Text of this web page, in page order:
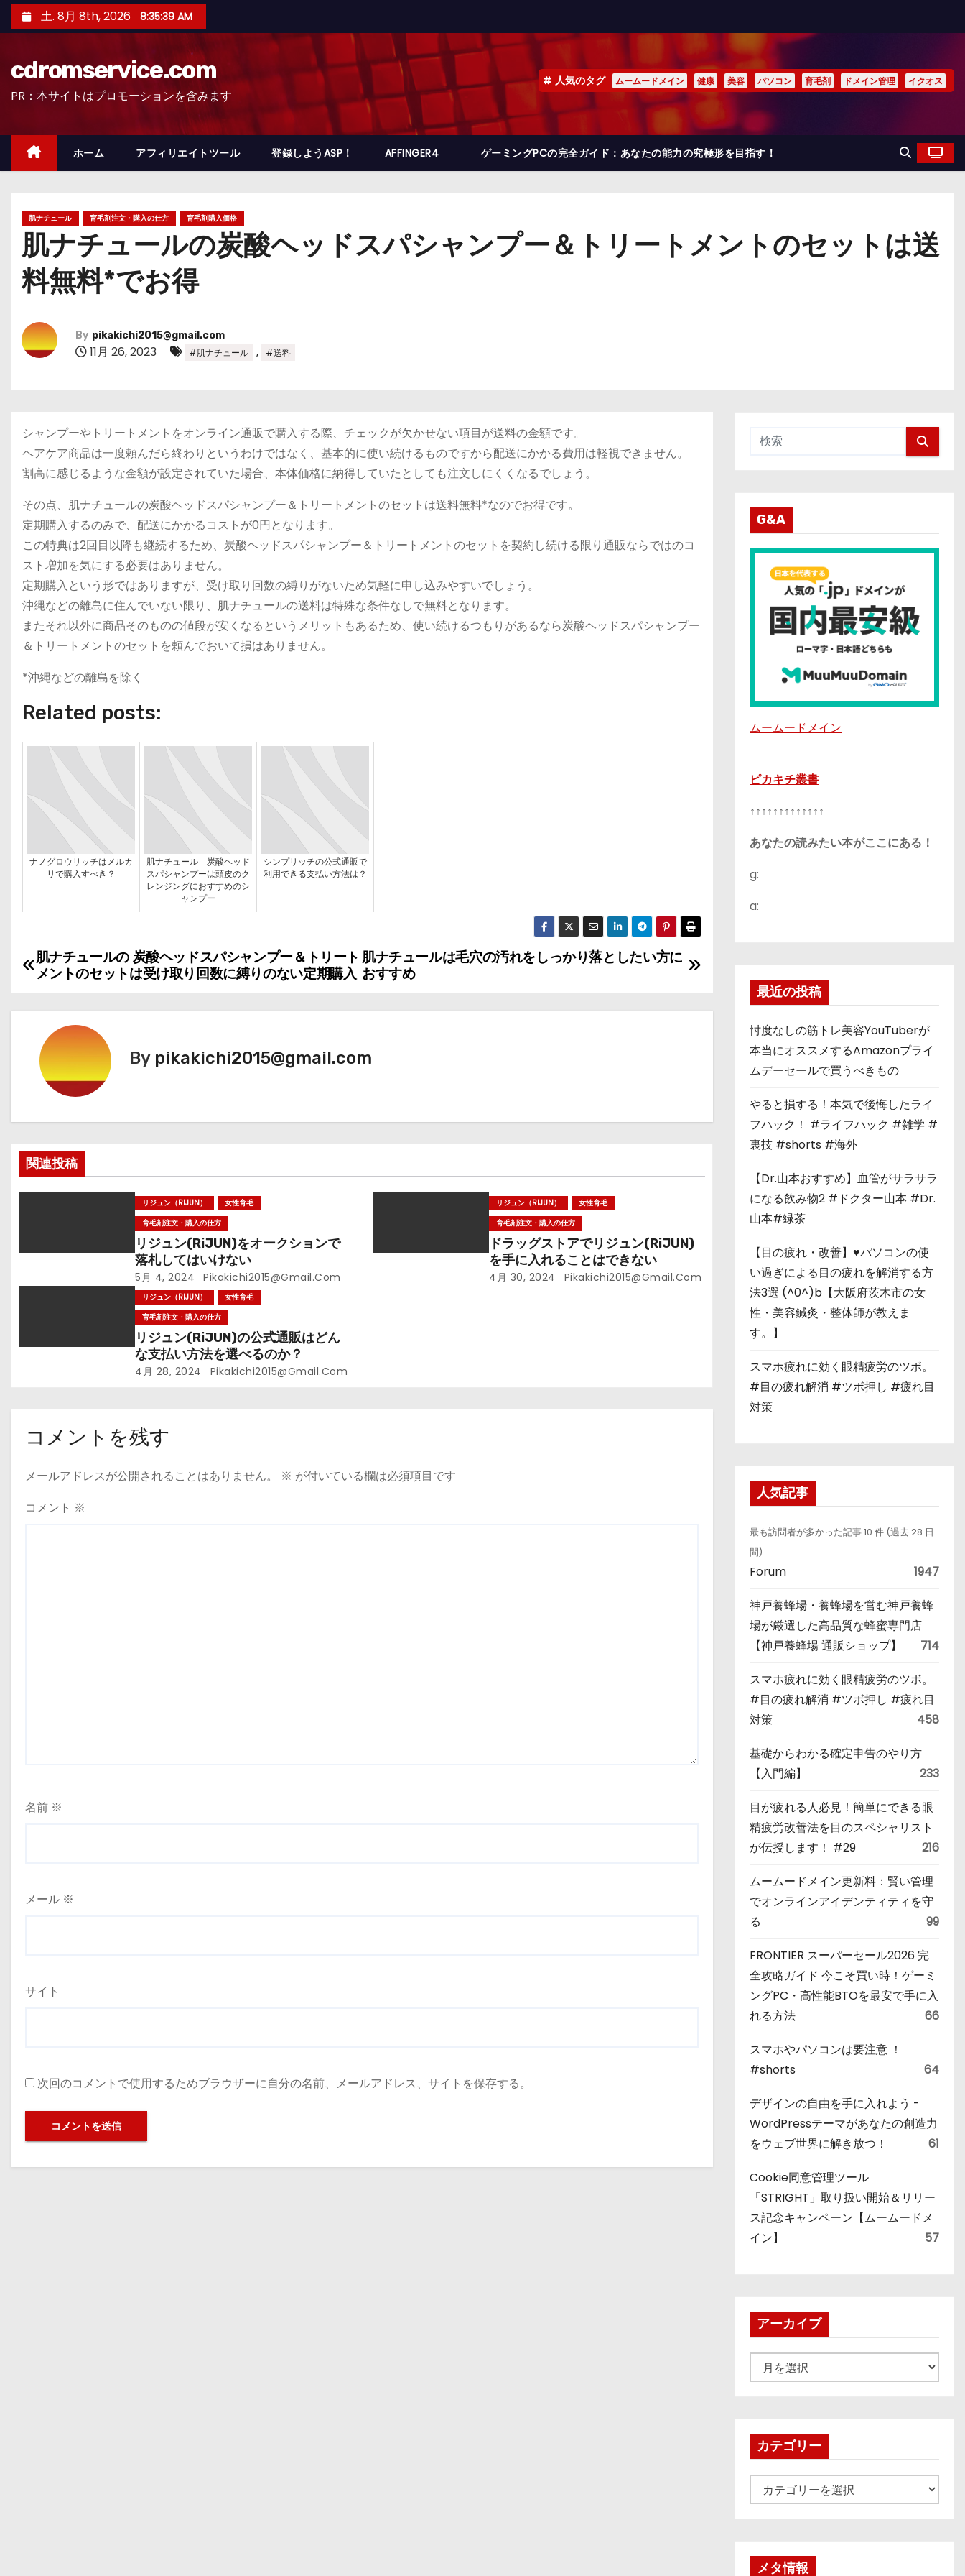
ン
ッ
土. 8月 8th, 2026 8:35:40 AM
cdromservice.com
PR：本サイトはプロモーションを含みます
人気のタグ ムームードメイン 健康 美容 パソコン 育毛剤 ドメイン管理 イクオス
ホーム アフィリエイトツール 登録しようASP！ AFFINGER4 ゲーミングPCの完全ガイド：あなたの能力の究極形を目指す！
肌ナチュール 育毛剤注文・購入の仕方 育毛剤購入価格
肌ナチュールの炭酸ヘッドスパシャンプー＆トリートメントのセットは送
料無料*でお得
By pikakichi2015@gmail.com
11月 26, 2023 #肌ナチュール , #送料
シャンプーやトリートメントをオンライン通販で購入する際、チェックが欠かせない項目が送料の金額です。
ヘアケア商品は一度頼んだら終わりというわけではなく、基本的に使い続けるものですから配送にかかる費用は軽視できません。
割高に感じるような金額が設定されていた場合、本体価格に納得していたとしても注文しにくくなるでしょう。
その点、肌ナチュールの炭酸ヘッドスパシャンプー＆トリートメントのセットは送料無料*なのでお得です。
定期購入するのみで、配送にかかるコストが0円となります。
この特典は2回目以降も継続するため、炭酸ヘッドスパシャンプー＆トリートメントのセットを契約し続ける限り通販ならではのコ
スト増加を気にする必要はありません。
定期購入という形ではありますが、受け取り回数の縛りがないため気軽に申し込みやすいでしょう。
沖縄などの離島に住んでいない限り、肌ナチュールの送料は特殊な条件なしで無料となります。
またそれ以外に商品そのものの値段が安くなるというメリットもあるため、使い続けるつもりがあるなら炭酸ヘッドスパシャンプー
＆トリートメントのセットを頼んでおいて損はありません。
*沖縄などの離島を除く
Related posts:
ナノグロウリッチはメルカ
リで購入すべき？
肌ナチュール 炭酸ヘッド
スパシャンプーは頭皮のク
レンジングにおすすめのシ
ャンプー
シンプリッチの公式通販で
利用できる支払い方法は？
投
ビ
ゲ
シ
ョ
肌ナチュールは毛穴の汚れをしっかり落としたい方に
おすすめ
肌ナチュールの 炭酸ヘッドスパシャンプー＆トリート
メントのセットは受け取り回数に縛りのない定期購入
By pikakichi2015@gmail.com
関連投稿
リジュン（RIJUN）
女性育毛
育毛剤注文・購入の仕方
リジュン(RiJUN)をオークションで
落札してはいけない
5月 4, 2024 Pikakichi2015@gmail.com
リジュン（RIJUN）
女性育毛
育毛剤注文・購入の仕方
ドラッグストアでリジュン(RiJUN)
を手に入れることはできない
4月 30, 2024 Pikakichi2015@gmail.com
リジュン（RIJUN）
女性育毛
育毛剤注文・購入の仕方
リジュン(RiJUN)の公式通販はどん
な支払い方法を選べるのか？
4月 28, 2024 Pikakichi2015@gmail.com
コメントを残す
メールアドレスが公開されることはありません。 ※ が付いている欄は必須項目です
コメント ※
名前 ※
メール ※
サイト
次回のコメントで使用するためブラウザーに自分の名前、メールアドレス、サイトを保存する。
G&A
ムームードメイン
ピカキチ叢書
↑↑↑↑↑↑↑↑↑↑↑↑↑
あなたの読みたい本がここにある！
g:
a:
最近の投稿
忖度なしの筋トレ美容YouTuberが
本当にオススメするAmazonプライ
ムデーセールで買うべきもの
やると損する！本気で後悔したライ
フハック！ #ライフハック #雑学 #
裏技 #shorts #海外
【Dr.山本おすすめ】血管がサラサラ
になる飲み物2 #ドクター山本 #Dr.
山本#緑茶
【目の疲れ・改善】♥パソコンの使
い過ぎによる目の疲れを解消する方
法3選 (^0^)b【大阪府茨木市の女
性・美容鍼灸・整体師が教えま
す。】
スマホ疲れに効く眼精疲労のツボ。
#目の疲れ解消 #ツボ押し #疲れ目
対策
人気記事
最も訪問者が多かった記事 10 件 (過去 28 日
間)
Forum 1947
神戸養蜂場・養蜂場を営む神戸養蜂
場が厳選した高品質な蜂蜜専門店
【神戸養蜂場 通販ショップ】
714
スマホ疲れに効く眼精疲労のツボ。
#目の疲れ解消 #ツボ押し #疲れ目
対策
458
基礎からわかる確定申告のやり方
【入門編】
233
目が疲れる人必見！簡単にできる眼
精疲労改善法を目のスペシャリスト
が伝授します！ #29
216
ムームードメイン更新料：賢い管理
でオンラインアイデンティティを守
る
99
FRONTIER スーパーセール2026 完
全攻略ガイド 今こそ買い時！ゲーミ
ングPC・高性能BTOを最安で手に入
れる方法
66
スマホやパソコンは要注意 ！
#shorts
64
デザインの自由を手に入れよう -
WordPressテーマがあなたの創造力
をウェブ世界に解き放つ！
61
Cookie同意管理ツール
「STRIGHT」取り扱い開始＆リリー
ス記念キャンペーン【ムームードメ
イン】
57
アーカイブ
ー
ブカテゴリー
テ
メタ情報